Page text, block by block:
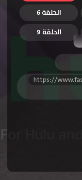
الحلقة 6
الحلقة 9
https://